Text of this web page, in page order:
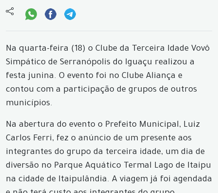
Na quarta-feira (18) o Clube da Terceira Idade Vovô
Simpático de Serranópolis do Iguaçu realizou a
festa junina. O evento foi no Clube Aliança e
contou com a participação de grupos de outros
municípios.
Na abertura do evento o Prefeito Municipal, Luiz
Carlos Ferri, fez o anúncio de um presente aos
integrantes do grupo da terceira idade, um dia de
diversão no Parque Aquático Termal Lago de Itaipu
na cidade de Itaipulândia. A viagem já foi agendada